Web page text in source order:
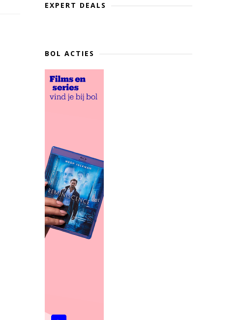
EXPERT DEALS
BOL ACTIES